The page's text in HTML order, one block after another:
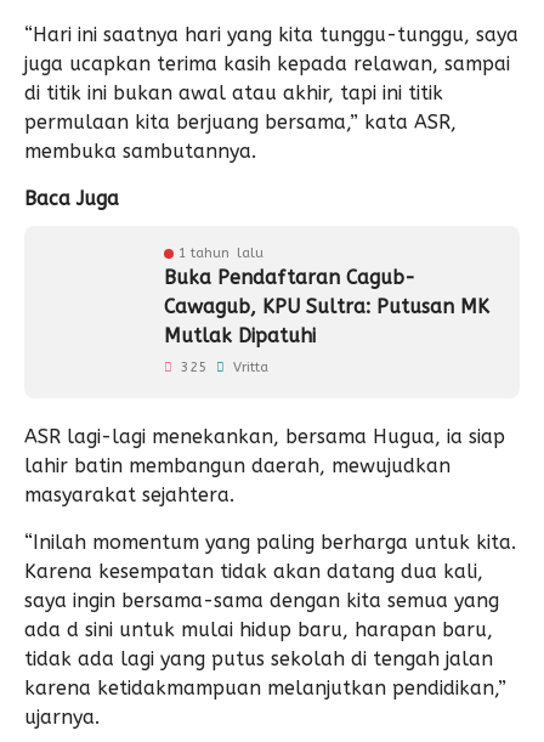
“Hari ini saatnya hari yang kita tunggu-tunggu, saya
juga ucapkan terima kasih kepada relawan, sampai
di titik ini bukan awal atau akhir, tapi ini titik
permulaan kita berjuang bersama,” kata ASR,
membuka sambutannya.
Baca Juga
1 tahun lalu
Buka Pendaftaran Cagub-
Cawagub, KPU Sultra: Putusan MK
Mutlak Dipatuhi
325 Vritta
ASR lagi-lagi menekankan, bersama Hugua, ia siap
lahir batin membangun daerah, mewujudkan
masyarakat sejahtera.
“Inilah momentum yang paling berharga untuk kita.
Karena kesempatan tidak akan datang dua kali,
saya ingin bersama-sama dengan kita semua yang
ada d sini untuk mulai hidup baru, harapan baru,
tidak ada lagi yang putus sekolah di tengah jalan
karena ketidakmampuan melanjutkan pendidikan,”
ujarnya.